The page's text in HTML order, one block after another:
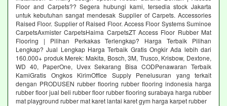
Floor and Carpets?? Segera hubungi kami, tersedia stock Jakarta
untuk kebutuhan sangat mendesak Supplier of Carpets. Accessories
Raised Floor. Supplier of Raised Floor. Access Floor Systems Suminoe
CarpetsAxmister CarpetsHaima CarpetsZT Access Floor Rubber Mat
Flooring | Pilihan Perkakas Terlengkap? Harga Terbaik Pilihan
Lengkap? Jual Lengkap Harga Terbaik Gratis Ongkir Ada lebih dari
160.000+ produk Merek: Makita, Bosch, 3M, Trusco, Krisbow, Dextone,
WD 40, PaperOne, Uvex Sekarang Bisa CODPenawaran Terbaik
KamiGratis Ongkos KirimOffice Supply Penelusuran yang terkait
dengan PRODUSEN rubber flooring rubber flooring indonesia harga
rubber floor jual beli rubber floor rubber flooring surabaya harga rubber
mat playground rubber mat karet lantai karet gym harga karpet rubber